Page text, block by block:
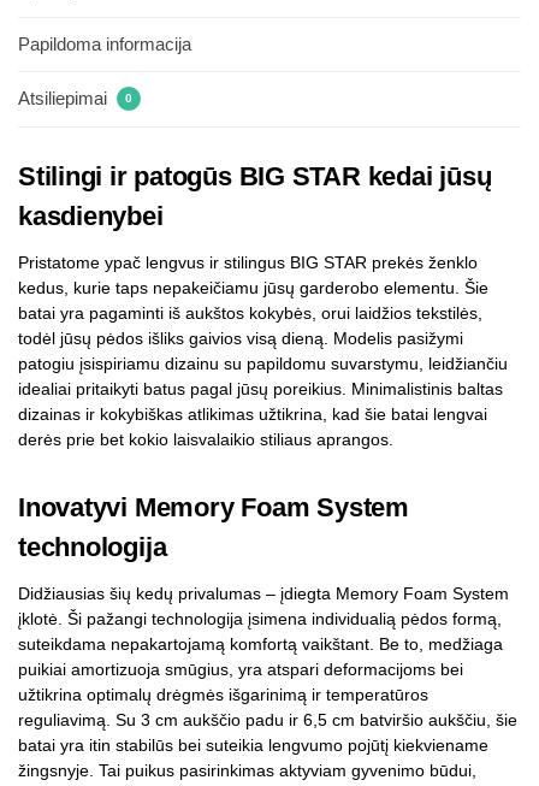
Papildoma informacija
Atsiliepimai 0
Stilingi ir patogūs BIG STAR kedai jūsų
kasdienybei
Pristatome ypač lengvus ir stilingus BIG STAR prekės ženklo
kedus, kurie taps nepakeičiamu jūsų garderobo elementu. Šie
batai yra pagaminti iš aukštos kokybės, orui laidžios tekstilės,
todėl jūsų pėdos išliks gaivios visą dieną. Modelis pasižymi
patogiu įsispiriamu dizainu su papildomu suvarstymu, leidžiančiu
idealiai pritaikyti batus pagal jūsų poreikius. Minimalistinis baltas
dizainas ir kokybiškas atlikimas užtikrina, kad šie batai lengvai
derės prie bet kokio laisvalaikio stiliaus aprangos.
Inovatyvi Memory Foam System
technologija
Didžiausias šių kedų privalumas – įdiegta Memory Foam System
įklotė. Ši pažangi technologija įsimena individualią pėdos formą,
suteikdama nepakartojamą komfortą vaikštant. Be to, medžiaga
puikiai amortizuoja smūgius, yra atspari deformacijoms bei
užtikrina optimalų drėgmės išgarinimą ir temperatūros
reguliavimą. Su 3 cm aukščio padu ir 6,5 cm batviršio aukščiu, šie
batai yra itin stabilūs bei suteikia lengvumo pojūtį kiekviename
žingsnyje. Tai puikus pasirinkimas aktyviam gyvenimo būdui,